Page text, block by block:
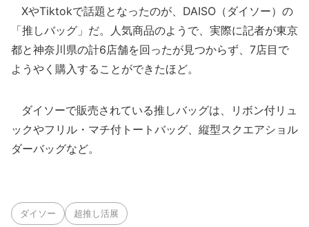
XやTiktokで話題となったのが、DAISO（ダイソー）の
「推しバッグ」だ。人気商品のようで、実際に記者が東京
都と神奈川県の計6店舗を回ったが見つからず、7店目で
ようやく購入することができたほど。
ダイソーで販売されている推しバッグは、リボン付リュ
ックやフリル・マチ付トートバッグ、縦型スクエアショル
ダーバッグなど。
ダイソー 超推し活展